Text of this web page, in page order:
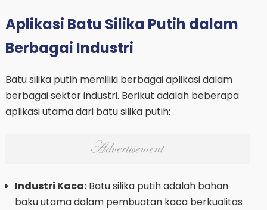
Aplikasi Batu Silika Putih dalam
Berbagai Industri
Batu silika putih memiliki berbagai aplikasi dalam
berbagai sektor industri. Berikut adalah beberapa
aplikasi utama dari batu silika putih:
Industri Kaca:Batu silika putih adalah bahan
baku utama dalam pembuatan kaca berkualitas